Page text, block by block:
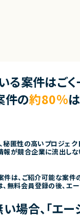
る案件はごく
件の約80％は
匿性の高いプロジェクト
が競合企業に流出し
は、ご紹介可能な案件
無料会員登録の後、エー
場合、「エー